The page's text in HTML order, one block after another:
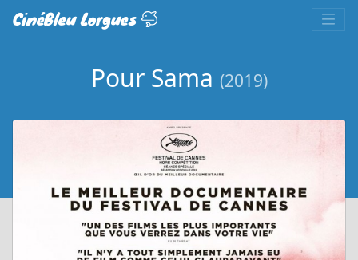
CinéBleu Lorgues
Pour Sama (2019)